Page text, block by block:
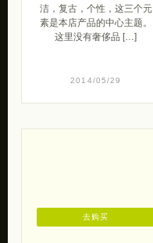
洁，复古，个性，这三个元
素是本店产品的中心主题。
这里没有奢侈品 […]
2014/05/29
去购买